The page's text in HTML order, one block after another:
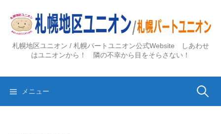
ス
札幌地区ユニオン / 札幌パートユニオン公式Website しあわせ
はユニオンから！ 隣の不幸から目をそらさない！
メニュー 検